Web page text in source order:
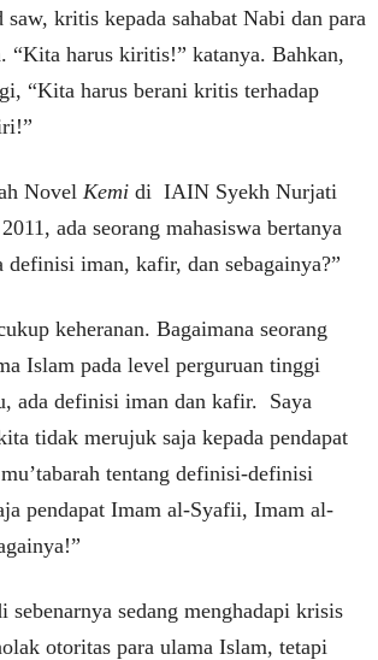
kritis kepada sahabat Nabi dan para
“Kita harus kiritis!” katanya. Bahkan,
“Kita harus berani kritis terhadap
Novel Kemi di IAIN Syekh Nurjati
ada seorang mahasiswa bertanya
definisi iman, kafir, dan sebagainya?”
keheranan. Bagaimana seorang
Islam pada level perguruan tinggi
ada definisi iman dan kafir. Saya
tidak merujuk saja kepada pendapat
tentang definisi-definisi
pendapat Imam al-Syafii, Imam al-
sebenarnya sedang menghadapi krisis
otoritas para ulama Islam, tetapi